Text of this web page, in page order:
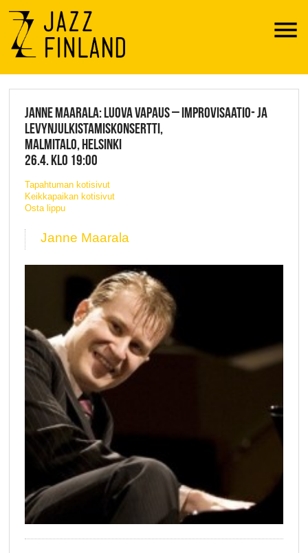
Menu
JAZZ FINLAND LIVE
JANNE MAARALA: LUOVA VAPAUS – IMPROVISAATIO- JA
LEVYNJULKISTAMISKONSERTTI,
MALMITALO, HELSINKI
26.4. KLO 19:00
Tapahtuman kotisivut
Keikkapaikan kotisivut
Osta lippu
Janne Maarala